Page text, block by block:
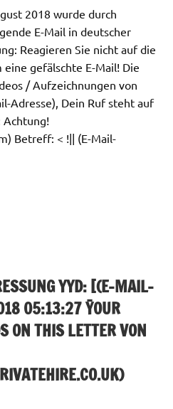
2018 wurde durch
E-Mail in deutscher
Reagieren Sie nicht auf die
eine gefälschte E-Mail! Die
/ Aufzeichnungen von
Adresse), Dein Ruf steht auf
Achtung!
) Betreff: < !|| (E-Mail-
YYD: [(E-MAIL-
05:13:27 ȲOUR
ON THIS LETTER VON
)